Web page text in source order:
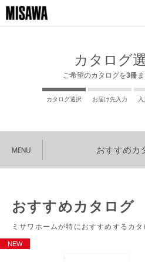
カタログ
ご希望のカタログを3冊
カタログ選択 お届け先入力
おすすめカ
おすすめカタログ
ミサワホームが特におすすめするカタ